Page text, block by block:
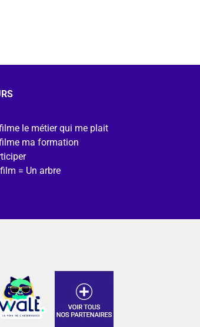
le métier qui me plait
ma formation
= Un arbre